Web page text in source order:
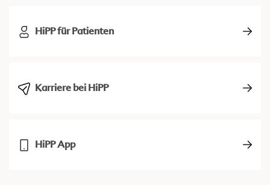
HiPP für Patienten
Karriere bei HiPP
HiPP App